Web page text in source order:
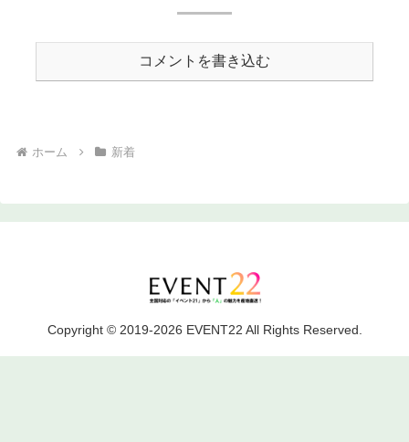
コメントを書き込む
ホーム 新着
Copyright © 2019-2026 EVENT22 All Rights Reserved.